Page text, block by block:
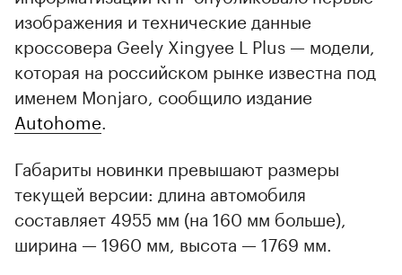
изображения и технические данные
кроссовера Geely Xingyee L Plus — модели,
которая на российском рынке известна под
именем Monjaro, сообщило издание
Autohome
Габариты новинки превышают размеры
текущей версии: длина автомобиля
составляет 4955 мм (на 160 мм больше),
ширина — 1960 мм, высота — 1769 мм.